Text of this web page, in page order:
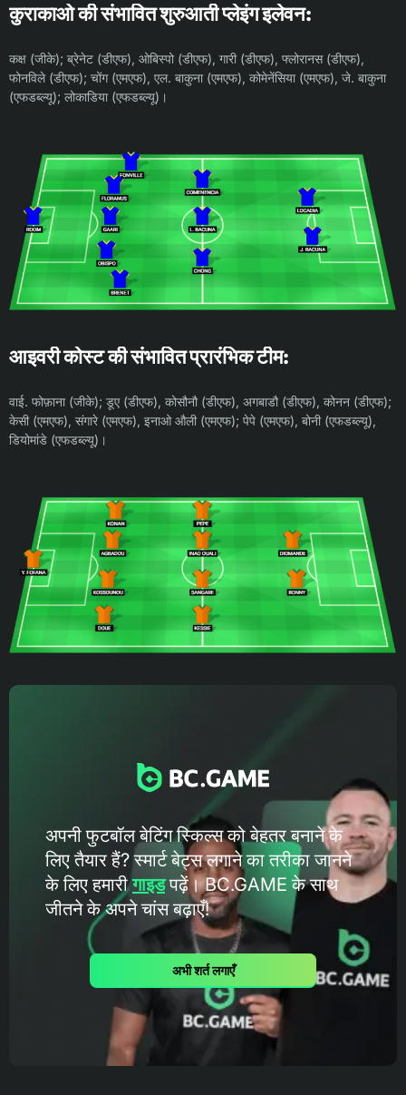
कुराकाओ की संभावित शुरुआती प्लेइंग इलेवन:
कक्ष (जीके); ब्रेनेट (डीएफ), ओबिस्पो (डीएफ), गारी (डीएफ), फ्लोरानस (डीएफ),
फोनविले (डीएफ); चोंग (एमएफ), एल. बाकुना (एमएफ), कोमेनेंसिया (एमएफ), जे. बाकुना
(एफडब्ल्यू); लोकाडिया (एफडब्ल्यू)।
आइवरी कोस्ट की संभावित प्रारंभिक टीम:
वाई. फोफ़ाना (जीके); डूए (डीएफ), कोसौनौ (डीएफ), अगबाडौ (डीएफ), कोनन (डीएफ);
केसी (एमएफ), संगारे (एमएफ), इनाओ औली (एमएफ); पेपे (एमएफ), बोनी (एफडब्ल्यू),
डियोमांडे (एफडब्ल्यू)।
अपनी फुटबॉल बेटिंग स्किल्स को बेहतर बनाने के
लिए तैयार हैं? स्मार्ट बेट्स लगाने का तरीका जानने
के लिए हमारीगाइडपढ़ें। BC.GAME के ​​साथ
जीतने के अपने चांस बढ़ाएँ!
अभी शर्त लगाएँ